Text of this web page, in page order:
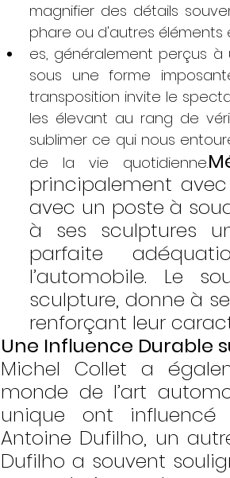
magnifier des détails
phare ou d'autres éléments
es, généralement perçus
sous une forme
transposition invite le
les élevant au rang de
sublimer ce qui nous
de la vie quotidienne.
principalement
avec un poste à
à ses sculptures
parfaite
l’automobile. Le
sculpture, donne à
renforçant leur
Une Influence Durable
Michel Collet a
monde de l’art
unique ont influencé
Antoine Dufilho, un
Dufilho a souvent